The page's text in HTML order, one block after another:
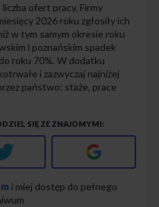
ofert pracy. Firmy
2026 roku zgłosiły ich
w tym samym okresie roku
i poznańskim spadek
roku 70%. W dodatku
i zazwyczaj najniżej
państwo: staże, prace
SIĘ ZE ZNAJOMYMI
Twitter Google+
i miej dostęp do pełnego